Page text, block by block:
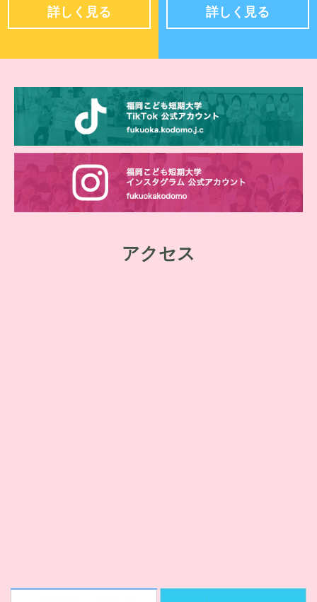
詳しく見る 詳しく見る
アクセス